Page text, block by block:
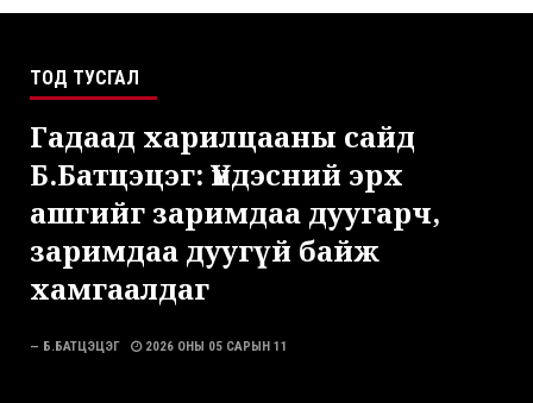
ТОД ТУСГАЛ
Гадаад харилцааны сайд
Б.Батцэцэг: Үндэсний эрх
ашгийг заримдаа дуугарч,
заримдаа дуугүй байж
хамгаалдаг
— Б.БАТЦЭЦЭГ 2026 ОНЫ 05 САРЫН 11